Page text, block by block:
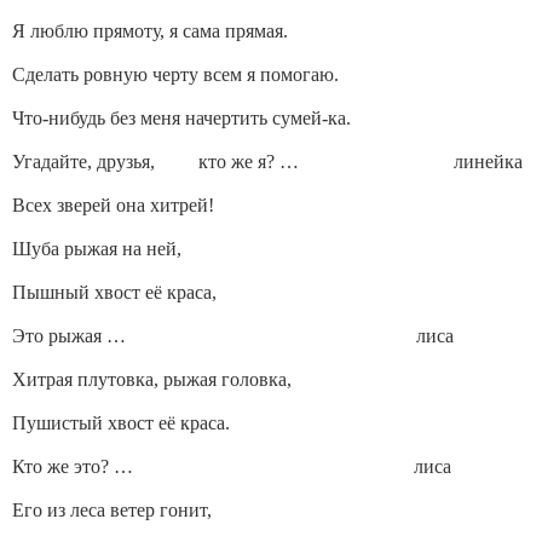
Я люблю прямоту, я сама прямая.
Сделать ровную черту всем я помогаю.
Что-нибудь без меня начертить сумей-ка.
Угадайте, друзья, кто же я? … линейка
Всех зверей она хитрей!
Шуба рыжая на ней,
Пышный хвост её краса,
Это рыжая … лиса
Хитрая плутовка, рыжая головка,
Пушистый хвост её краса.
Кто же это? … лиса
Его из леса ветер гонит,